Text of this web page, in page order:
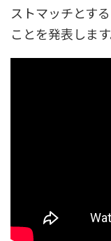
ストマッチとす
ことを発表します